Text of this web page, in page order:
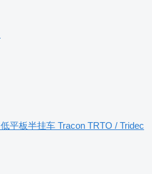
低平板半挂车 Tracon TRTO / Tridec